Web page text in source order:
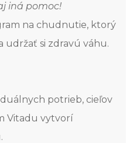
iná pomoc!
na chudnutie, ktorý
udržať si zdravú váhu.
potrieb, cieľov
Vitadu vytvorí